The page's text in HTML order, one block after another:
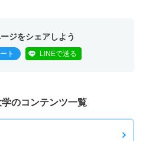
ジをシェアしよう
ト LINEで送る
のコンテンツ一覧